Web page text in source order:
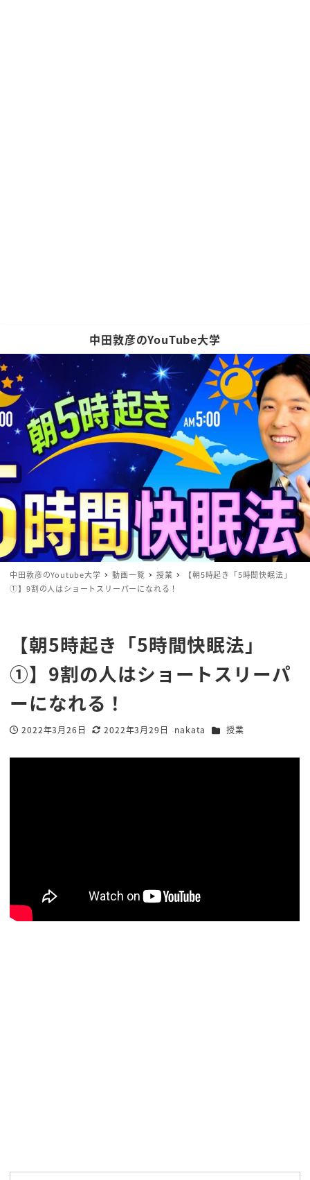
中田敦彦のYouTube大学
中田敦彦のYoutube大学 動画一覧 授業
【朝5時起き「5時間快眠法」
①】9割の人はショートスリーパーになれる！
【朝5時起き「5時間快眠法」
①】9割の人はショートスリーパ
ーになれる！
投稿日
2022年3月26日
更新日
2022年3月29日
著
nakata カテゴリー
授業